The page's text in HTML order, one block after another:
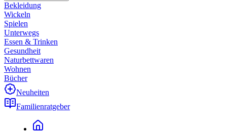
Bekleidung
Wickeln
Spielen
Unterwegs
Essen & Trinken
Gesundheit
Naturbettwaren
Wohnen
Bücher
Neuheiten
Familienratgeber